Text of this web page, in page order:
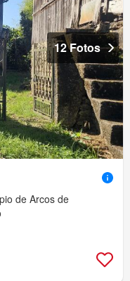
12 Fotos
de Arcos de